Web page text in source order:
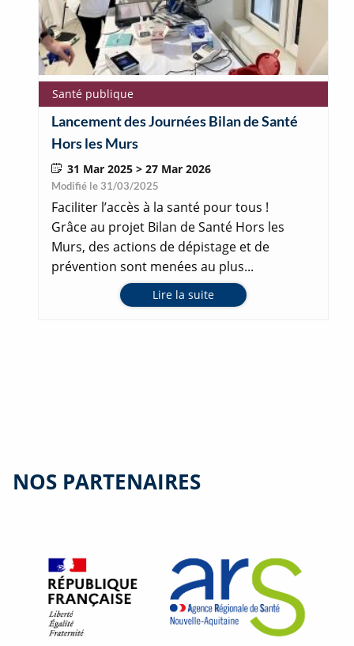
Santé publique
Lancement des Journées Bilan de Santé
Hors les Murs
31 Mar 2025 > 27 Mar 2026
Modifié le 31/03/2025
Faciliter l’accès à la santé pour tous !
Grâce au projet Bilan de Santé Hors les
Murs, des actions de dépistage et de
prévention sont menées au plus...
Lire la suite
NOS PARTENAIRES